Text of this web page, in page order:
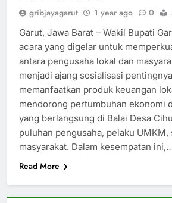
gribjayagarut 1 year ago 0
Garut, Jawa Barat – Wakil Bupati
acara yang digelar untuk
antara pengusaha lokal dan
menjadi ajang sosialisasi
memanfaatkan produk keuangan
mendorong pertumbuhan ekonomi
yang berlangsung di Balai Desa
puluhan pengusaha, pelaku
masyarakat. Dalam kesempatan
Read More